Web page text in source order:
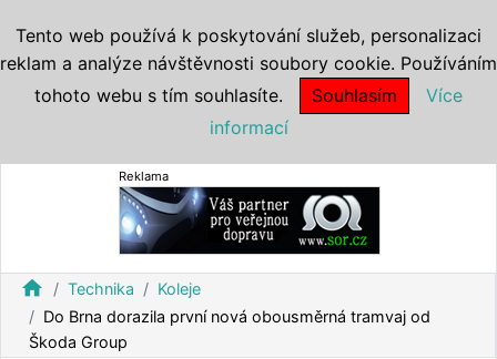
Reklama
home Technika
Koleje
Do Brna dorazila první nová obousměrná tramvaj od
Škoda Group
Tento web používá k poskytování služeb, personalizaci
reklam a analýze návštěvnosti soubory cookie. Používáním
tohoto webu s tím souhlasíte.
Souhlasím
Více
informací